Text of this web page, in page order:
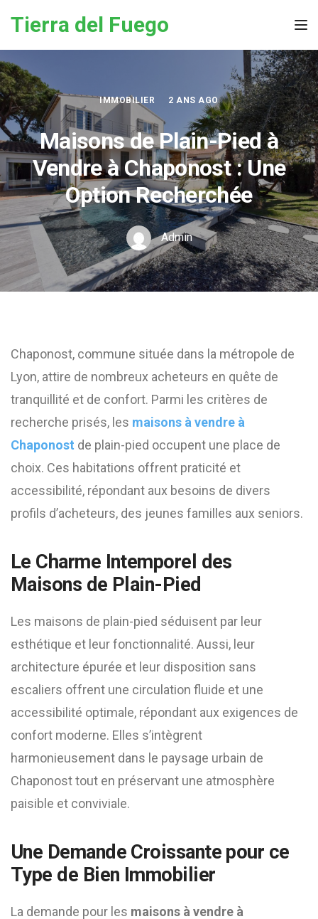
Tierra del Fuego
IMMOBILIER 2 ANS AGO
Maisons de Plain-Pied à
Vendre à Chaponost : Une
Option Recherchée
Admin
Chaponost, commune située dans la métropole de
Lyon, attire de nombreux acheteurs en quête de
tranquillité et de confort. Parmi les critères de
recherche prisés, les maisons à vendre à
Chaponost de plain-pied occupent une place de
choix. Ces habitations offrent praticité et
accessibilité, répondant aux besoins de divers
profils d’acheteurs, des jeunes familles aux seniors.
Le Charme Intemporel des
Maisons de Plain-Pied
Les maisons de plain-pied séduisent par leur
esthétique et leur fonctionnalité. Aussi, leur
architecture épurée et leur disposition sans
escaliers offrent une circulation fluide et une
accessibilité optimale, répondant aux exigences de
confort moderne. Elles s’intègrent
harmonieusement dans le paysage urbain de
Chaponost tout en préservant une atmosphère
paisible et conviviale.
Une Demande Croissante pour ce
Type de Bien Immobilier
La demande pour les maisons à vendre à